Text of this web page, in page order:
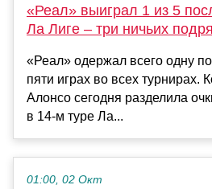
«Реал» выиграл 1 из 5
Ла Лиге – три ничьих
«Реал» одержал всего одну
пяти играх во всех турнирах.
Алонсо сегодня разделила
в 14-м туре Ла...
01:00, 02 Окт